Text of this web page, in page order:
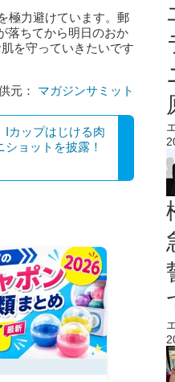
極力避けています。郵
落ちてから明日のおか
を守っていきたいです
元： マガジンサミット
Iカップはじける肉
ョットを披露！